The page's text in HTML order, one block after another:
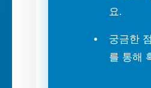
요.
궁금한
를 통해